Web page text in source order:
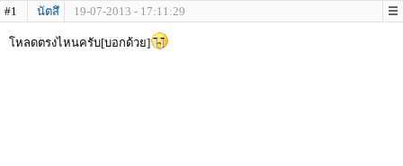
#1 นัตสึ 19-07-2013 - 17:11:29
โหลดตรงไหนครับ[บอกด้วย]